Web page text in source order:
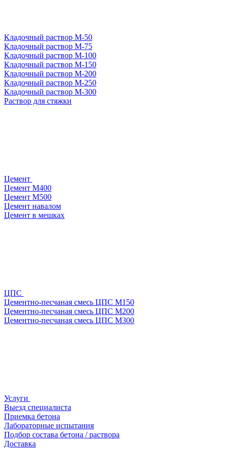
Кладочный раствор М-50
Кладочный раствор М-75
Кладочный раствор М-100
Кладочный раствор М-150
Кладочный раствор М-200
Кладочный раствор М-250
Кладочный раствор М-300
Раствор для стяжки
Цемент
Цемент М400
Цемент М500
Цемент навалом
Цемент в мешках
ЦПС
Цементно-песчаная смесь ЦПС М150
Цементно-песчаная смесь ЦПС М200
Цементно-песчаная смесь ЦПС М300
Услуги
Выезд специалиста
Приемка бетона
Лабораторные испытания
Подбор состава бетона / раствора
Доставка